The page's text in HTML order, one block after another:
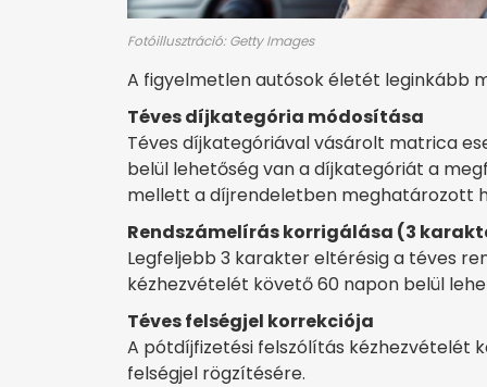
Fotóillusztráció: Getty Images
A figyelmetlen autósok életét leginkább
Téves díjkategória módosítása
Téves díjkategóriával vásárolt matrica
belül lehetőség van a díjkategóriát a
mellett a díjrendeletben meghatározott
Rendszámelírás korrigálása (3
Legfeljebb 3 karakter eltérésig a téves
kézhezvételét követő 60 napon belül
Téves felségjel korrekciója
A pótdíjfizetési felszólítás kézhezvételét
felségjel rögzítésére.